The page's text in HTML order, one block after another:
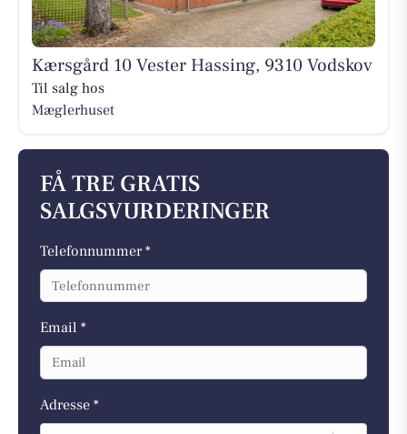
Kærsgård 10 Vester Hassing, 9310 Vodskov
Til salg hos
Mæglerhuset
FÅ TRE GRATIS
SALGSVURDERINGER
Telefonnummer *
Email *
Adresse *